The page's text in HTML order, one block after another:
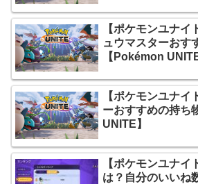
【ポケモンユナイ
ュウマスターおす
【Pokémon UNITE
【ポケモンユナイ
ーおすすめの持ち
UNITE】
【ポケモンユナイ
は？自分のいいね